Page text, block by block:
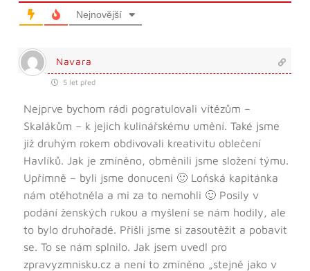
Nejnovější
Navara
5 let před
Nejprve bychom rádi pogratulovali vítězům –
Skalákům – k jejich kulinářskému umění. Také jsme
již druhým rokem obdivovali kreativitu oblečení
Havlíků. Jak je zmíněno, obměnili jsme složení týmu.
Upřímně – byli jsme donuceni 🙂 Loňská kapitánka
nám otěhotněla a mi za to nemohli 🙂 Posily v
podání ženských rukou a myšlení se nám hodily, ale
to bylo druhořadé. Přišli jsme si zasoutěžit a pobavit
se. To se nám splnilo. Jak jsem uvedl pro
zpravyzmnisku.cz a není to zmíněno „stejně jako v